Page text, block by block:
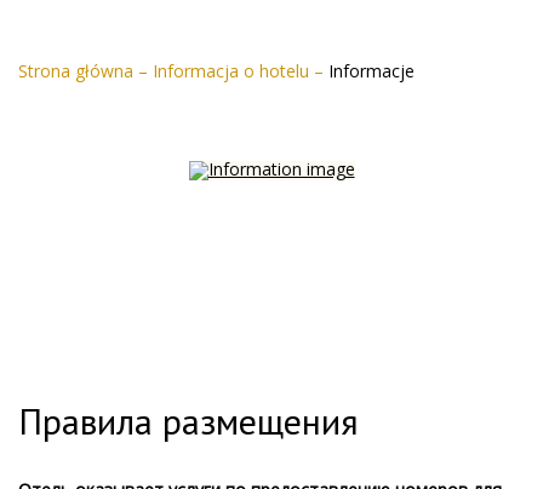
Strona główna – Informacja o hotelu – Informacje
Правила размещения